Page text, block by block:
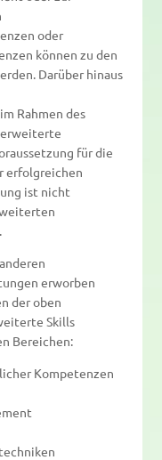
oder
können zu den
Darüber hinaus
Rahmen des
erweiterte
für die
erfolgreichen
ist nicht
erworben
der oben
Skills
Bereichen:
Kompetenzen